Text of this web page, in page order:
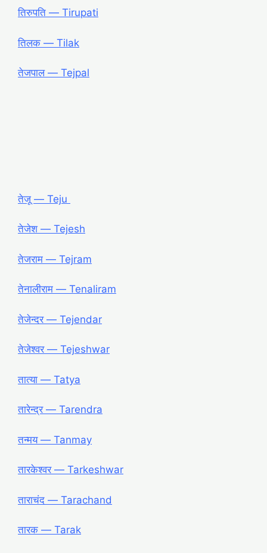
तिरुपति ― Tirupati
तिलक ― Tilak
तेजपाल ― Tejpal
तेजू ― Teju
तेजेश ― Tejesh
तेजराम ― Tejram
तेनालीराम ― Tenaliram
तेजेन्दर ― Tejendar
तेजेश्वर ― Tejeshwar
तात्या ― Tatya
तारेन्द्र ― Tarendra
तन्मय ― Tanmay
तारकेश्वर ― Tarkeshwar
ताराचंद ― Tarachand
तारक ― Tarak